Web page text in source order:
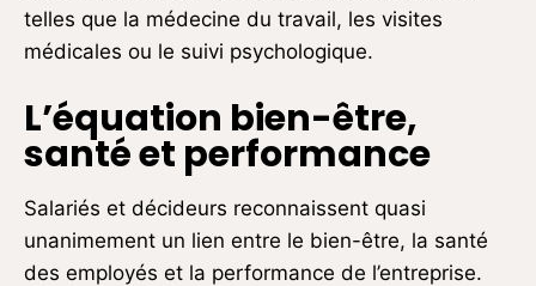
telles que la médecine du travail, les visites
médicales ou le suivi psychologique.
L’équation bien-être,
santé et performance
Salariés et décideurs reconnaissent quasi
unanimement un lien entre le bien-être, la santé
des employés et la performance de l’entreprise.